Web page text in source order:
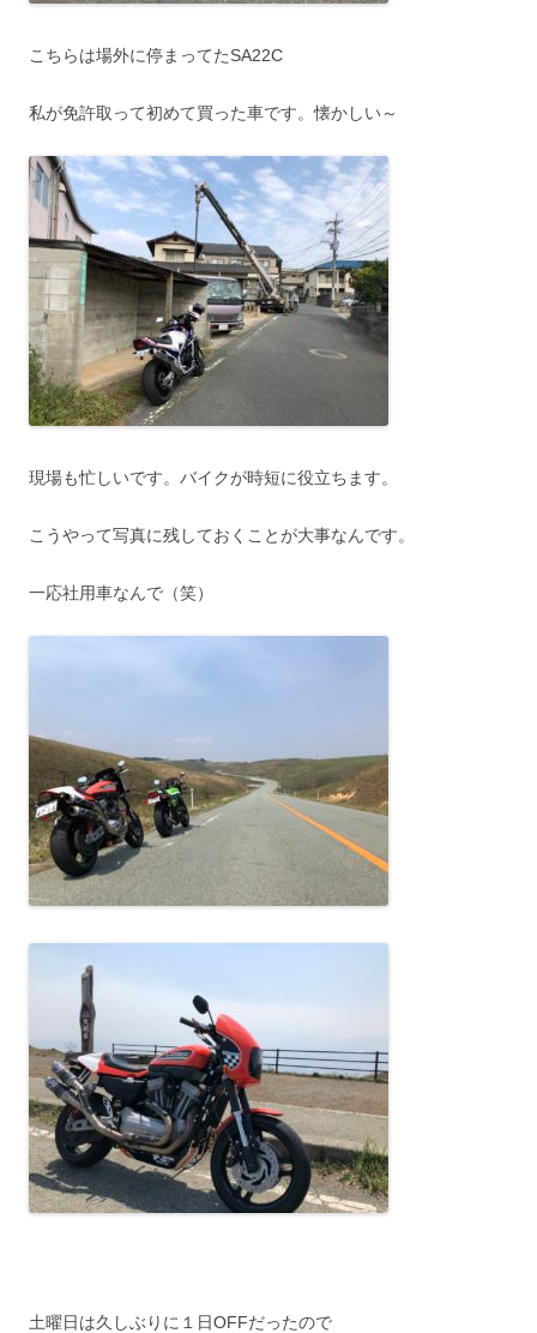
こちらは場外に停まってたSA22C
私が免許取って初めて買った車です。懐かしい～
現場も忙しいです。バイクが時短に役立ちます。
こうやって写真に残しておくことが大事なんです。
一応社用車なんで（笑）
土曜日は久しぶりに１日OFFだったので